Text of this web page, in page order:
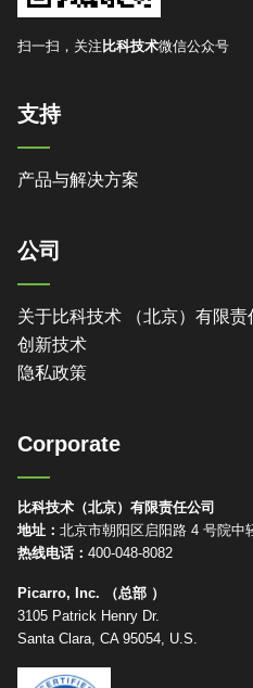
扫一扫，关注 比科技术微信公众号
支持
产品与解决方案
公司
关于比科技术 （北京）有限责
创新技术
隐私政策
Corporate
比科技术（北京）有限责任公司
地址： 北京市朝阳区启阳路 4 号院中
热线电话： 400-048-8082
Picarro, Inc. （总部 ）
3105 Patrick Henry Dr.
Santa Clara, CA 95054, U.S.